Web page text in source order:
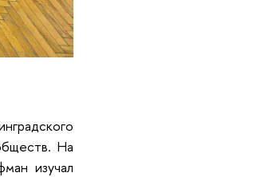
На
изучал